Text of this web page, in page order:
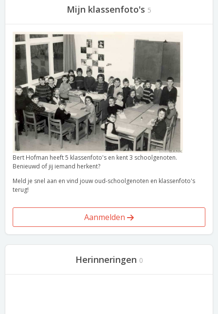
Mijn klassenfoto's 5
Bert Hofman heeft 5 klassenfoto's en kent 3 schoolgenoten.
Benieuwd of jij iemand herkent?
Meld je snel aan en vind jouw oud-schoolgenoten en klassenfoto's
terug!
Aanmelden
Herinneringen 0